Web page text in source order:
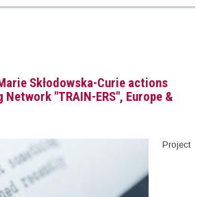
Skłodowska-Curie actions
"TRAIN-ERS", Europe &
Project